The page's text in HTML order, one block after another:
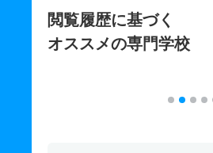
閲覧履歴に基づく
オススメの専門学校